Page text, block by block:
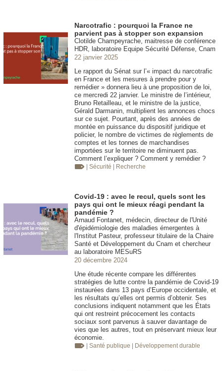
Narcotrafic : pourquoi la France ne
parvient pas à stopper son expansion
Clotilde Champeyrache, maitresse de conférence
HDR, laboratoire Equipe Sécurité Défense, Cnam
22 janvier 2025
Le rapport du Sénat sur l’« impact du narcotrafic
en France et les mesures à prendre pour y
remédier » donnera lieu à une proposition de loi,
ce mercredi 22 janvier. Le ministre de l’intérieur,
Bruno Retailleau, et le ministre de la justice,
Gérald Darmanin, multiplient les annonces chocs
sur ce sujet. Pourtant, après des années de
montée en puissance du dispositif juridique et
policier, le nombre de victimes de règlements de
comptes et les tonnes de marchandises
importées sur le territoire ne diminuent pas.
Comment l’expliquer ? Comment y remédier ?
| Sécurité | Recherche
Covid-19 : avec le recul, quels sont les
pays qui ont le mieux réagi pendant la
pandémie ?
Arnaud Fontanet, médecin, directeur de l'Unité
d'épidémiologie des maladies émergentes à
l'Institut Pasteur, professeur titulaire de la Chaire
Santé et Développement du Cnam et chercheur
au laboratoire MESuRS
20 décembre 2024
Une étude récente compare les différentes
stratégies de lutte contre la pandémie de Covid-19
instaurées dans 13 pays d’Europe occidentale, et
les résultats qu’elles ont permis d’obtenir. Ses
conclusions indiquent notamment que les États
qui ont restreint précocement les contacts
sociaux sont parvenus à sauver davantage de
vies que les autres, tout en préservant mieux leur
économie.
| Santé publique | Développement durable